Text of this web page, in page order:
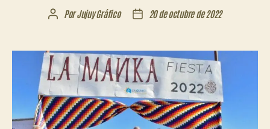
Autor
entrada
PorJujuy Gráfico
Fecha
entrada
20 de octubre de 2022